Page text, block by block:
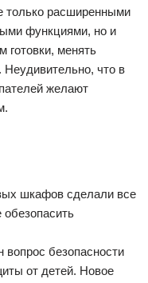
только расширенными
функциями, но и
готовки, менять
Неудивительно, что в
желают
шкафов сделали все
безопасности
от детей. Новое